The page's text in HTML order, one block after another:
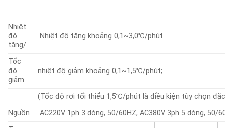
Nhiệt
độ
tăng/
Nhiệt độ tăng khoảng 0,1~3,0℃/phút
Tốc
độ
giảm
nhiệt độ giảm khoảng 0,1~1,5℃/phút;
(Tốc độ rơi tối thiểu 1,5℃/phút là điều kiện tùy chọn
Nguồn
AC220V 1ph 3 dòng, 50/60HZ, AC380V 3ph 5 dòng, 50/